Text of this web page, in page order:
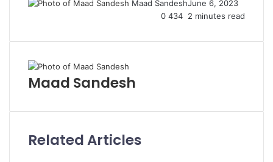
Maad SandeshJune 6, 2023
0 434 2 minutes read
Maad Sandesh
Related Articles